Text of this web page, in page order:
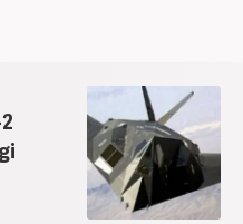
kariyerinde tüm
Sorumlu Editörü'
olarak devam etmektedir.